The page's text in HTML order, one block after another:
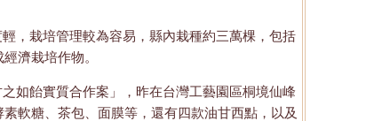
，栽培管理較為容易，縣內栽種約三萬棵，包括
濟栽培作物。
如飴實質合作案」，昨在台灣工藝園區桐境仙峰
軟糖、茶包、面膜等，還有四款油甘西點，以及